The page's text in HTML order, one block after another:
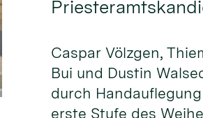
Caspar Völzgen,
Bui und Dustin
durch
erste Stufe des